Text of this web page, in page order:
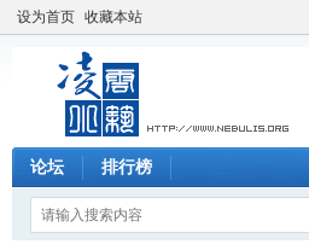
设为首页 收藏本站
论坛 排行榜